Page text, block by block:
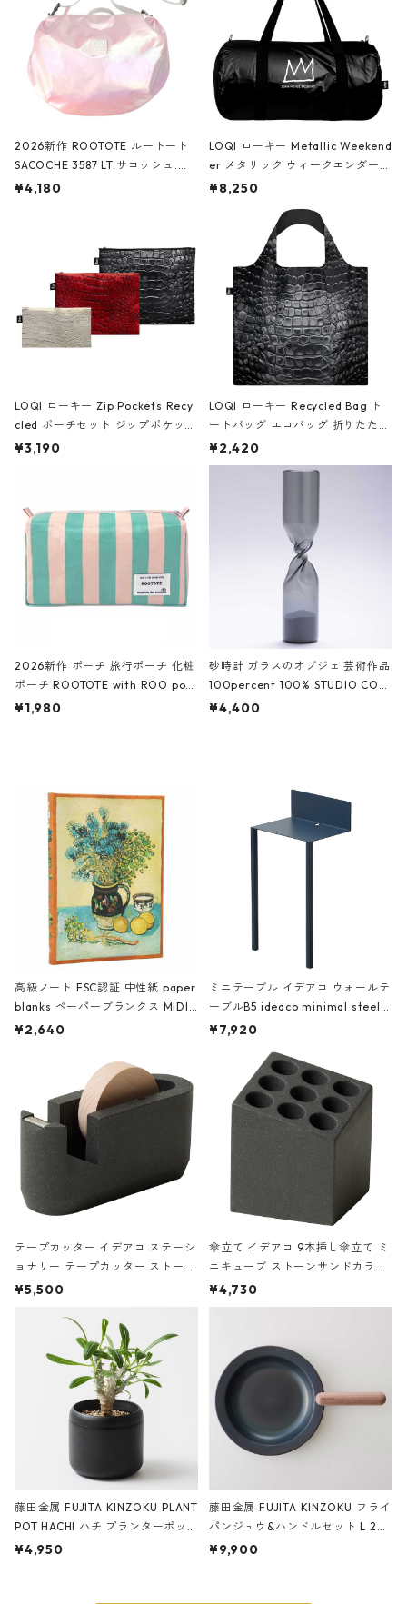
2026新作 ROOTOTE ルートート
SACOCHE 3587 LT.サコッシュ.ル
ミエ-B ショルダーバッグ グロスピ
¥4,180
LOQI ローキー Metallic Weekend
er メタリック ウィークエンダー
ボストンバッグ ショルダーバッグ
Black ジャン=ミッシェル・バスキ
ア/クラウン ブラック
¥8,250
LOQI ローキー Zip Pockets Recy
cled ポーチセット ジップポケット
ファスナーポーチ 撥水加工 トラベ
ーガンディー、オフホワイト
¥3,190
LOQI ローキー Recycled Bag ト
ートバッグ エコバッグ 折りたたみ
大きめ 撥水加工 収納ポーチ CRO
CODILE/Black クロコダイル/ブラ
¥2,420
2026新作 ポーチ 旅行ポーチ 化粧
ポーチ ROOTOTE with ROO pou
ch 3532 ルートート WR.ポーチ.ラ
¥1,980
砂時計 ガラスのオブジェ 芸術作品
100percent 100% STUDIO COH
AKU Timeless 100パーセント ス
¥4,400
高級ノート FSC認証 中性紙 paper
blanks ペーパーブランクス MIDI
ハードカバー 罫線 ヴァン・ゴッホ
¥2,640
ミニテーブル イデアコ ウォールテ
ーブルB5 ideaco minimal steel f
urniture WALL Table B5 ネイビー
¥7,920
テープカッター イデアコ ステーシ
ョナリー テープカッター ストーン
サンドカラー 石調 ideaco Station
¥5,500
傘立て イデアコ 9本挿し傘立て ミ
ニキューブ ストーンサンドカラー
石調 ideaco Umbrella Stand CUB
E ストーンサンドブラック
¥4,730
藤田金属 FUJITA KINZOKU PLANT
POT HACHI ハチ プランターポッ
ト 3号 ブラック
¥4,950
藤田金属 FUJITA KINZOKU フライ
パンジュウ&ハンドルセット L 24c
m ガス火・IH対応 鉄フライパン
¥9,900